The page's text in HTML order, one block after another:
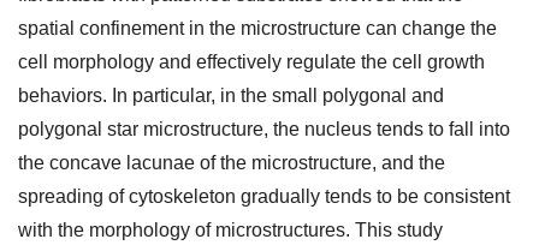
spatial confinement in the microstructure can change the
cell morphology and effectively regulate the cell growth
behaviors. In particular, in the small polygonal and
polygonal star microstructure, the nucleus tends to fall into
the concave lacunae of the microstructure, and the
spreading of cytoskeleton gradually tends to be consistent
with the morphology of microstructures. This study